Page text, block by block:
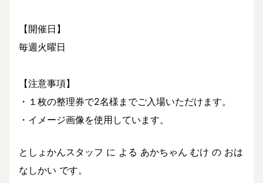
【開催日】
毎週火曜日
【注意事項】
・１枚の整理券で2名様までご入場いただけます。
・イメージ画像を使用しています。
としょかんスタッフ に よる あかちゃん むけ の おは
なしかい です。